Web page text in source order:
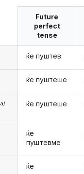
Future
perfect
tense
ќе пуштев
ќе пуштеше
ќе пуштеше
ќе
пуштевме
ќе